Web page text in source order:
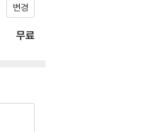
변경
무료